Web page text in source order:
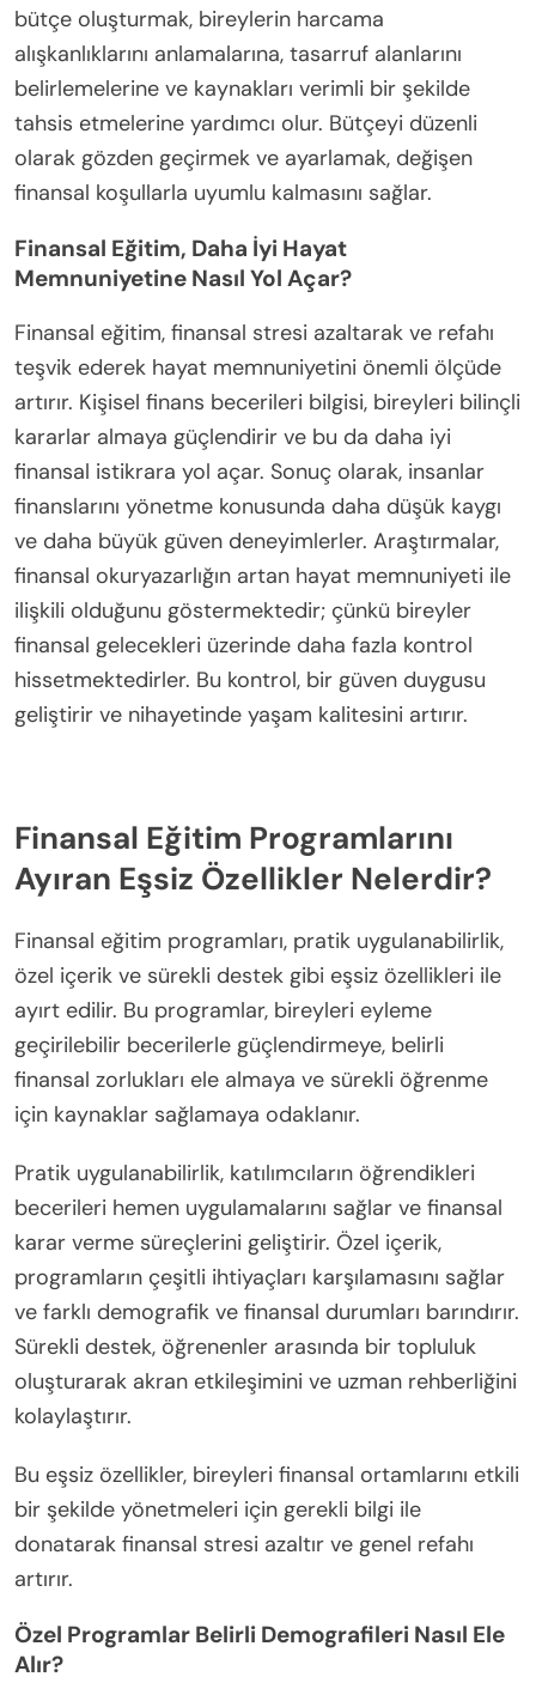
bütçe oluşturmak, bireylerin harcama
alışkanlıklarını anlamalarına, tasarruf alanlarını
belirlemelerine ve kaynakları verimli bir şekilde
tahsis etmelerine yardımcı olur. Bütçeyi düzenli
olarak gözden geçirmek ve ayarlamak, değişen
finansal koşullarla uyumlu kalmasını sağlar.
Finansal Eğitim, Daha İyi Hayat
Memnuniyetine Nasıl Yol Açar?
Finansal eğitim, finansal stresi azaltarak ve refahı
teşvik ederek hayat memnuniyetini önemli ölçüde
artırır. Kişisel finans becerileri bilgisi, bireyleri bilinçli
kararlar almaya güçlendirir ve bu da daha iyi
finansal istikrara yol açar. Sonuç olarak, insanlar
finanslarını yönetme konusunda daha düşük kaygı
ve daha büyük güven deneyimlerler. Araştırmalar,
finansal okuryazarlığın artan hayat memnuniyeti ile
ilişkili olduğunu göstermektedir; çünkü bireyler
finansal gelecekleri üzerinde daha fazla kontrol
hissetmektedirler. Bu kontrol, bir güven duygusu
geliştirir ve nihayetinde yaşam kalitesini artırır.
Finansal Eğitim Programlarını
Ayıran Eşsiz Özellikler Nelerdir?
Finansal eğitim programları, pratik uygulanabilirlik,
özel içerik ve sürekli destek gibi eşsiz özellikleri ile
ayırt edilir. Bu programlar, bireyleri eyleme
geçirilebilir becerilerle güçlendirmeye, belirli
finansal zorlukları ele almaya ve sürekli öğrenme
için kaynaklar sağlamaya odaklanır.
Pratik uygulanabilirlik, katılımcıların öğrendikleri
karar verme süreçlerini geliştirir. Özel içerik,
programların çeşitli ihtiyaçları karşılamasını sağlar
ve farklı demografik ve finansal durumları barındırır.
Sürekli destek, öğrenenler arasında bir topluluk
oluşturarak akran etkileşimini ve uzman rehberliğini
kolaylaştırır.